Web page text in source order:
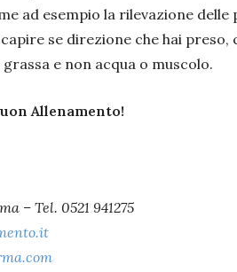
ad esempio la rilevazione
se direzione che hai
e non acqua o muscolo.
Allenamento!
– Tel. 0521 941275